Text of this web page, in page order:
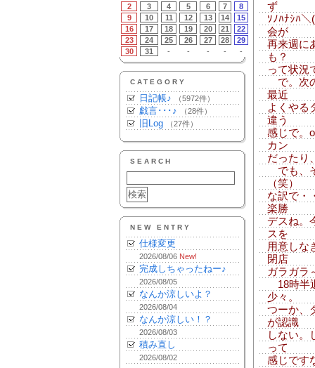
2
3 4 5 6 7
8
9
10 11 12 13 14
15
16
17 18 19 20 21
22
23
24 25 26 27 28
29
30
31 - - - - -
CATEGORY
日記帳♪ （5972件）
戯言･･･♪ （28件）
旧Log （27件）
SEARCH
NEW ENTRY
仕様変更
2026/08/06 New!
完成しちゃったねー♪
2026/08/05
なんか涼しいよ？
2026/08/04
なんか涼しい！？
2026/08/03
積み直し
2026/08/02
ず
ｿﾉﾊﾅｼﾊ
会が
再来週に
も？
って状況
で。次
最近
よくやる
違う
感じで。
カン
だったり
でも、
（笑）
な訳で・
楽勝
デスね。
スを
用意しな
閉店
ガラガラ
18時半
少々。
つーか、
が認識
しない。
って
感じです